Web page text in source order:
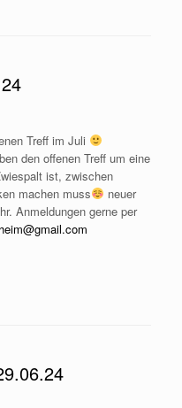
Treff im Juli
den offenen Treff um eine
ist, zwischen
machen muss
neuer
Anmeldungen gerne per